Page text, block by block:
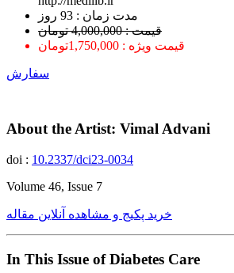
ﻣﺪﺕ ﺯﻣﺎﻥ : 93 ﺭﻭﺯ
قیمت : 4,000,000 تومان
قیمت ویژه : 1,750,000تومان
سفارش
About the Artist: Vimal Advani
doi : 10.2337/dci23-0034
Volume 46, Issue 7
خرید پکیج و مشاهده آنلاین مقاله
In This Issue of Diabetes Care